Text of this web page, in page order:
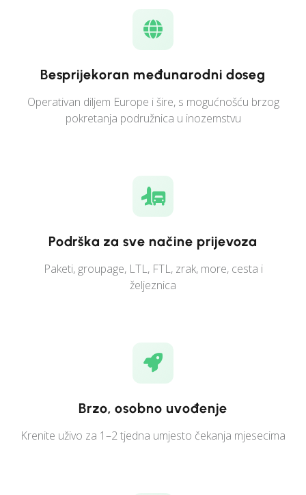
Besprijekoran međunarodni doseg
Operativan diljem Europe i šire, s mogućnošću brzog
pokretanja podružnica u inozemstvu
Podrška za sve načine prijevoza
Paketi, groupage, LTL, FTL, zrak, more, cesta i
željeznica
Brzo, osobno uvođenje
Krenite uživo za 1–2 tjedna umjesto čekanja mjesecima